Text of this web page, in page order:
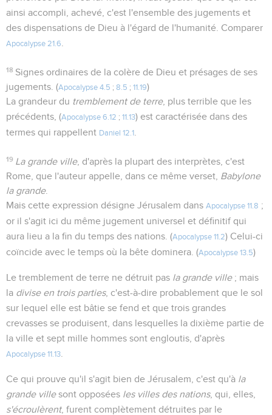
ainsi accompli, achevé, c'est l'ensemble des jugements et
des dispensations de Dieu à l'égard de l'humanité. Comparer
Apocalypse 21.6
18 Signes ordinaires de la colère de Dieu et présages de ses
jugements. (Apocalypse 4.5 ; 8.5 ; 11.19)
La grandeur du tremblement de terre, plus terrible que les
précédents, (Apocalypse 6.12 ; 11.13) est caractérisée dans des
termes qui rappellent Daniel 12.1
19 La grande ville, d'après la plupart des interprètes, c'est
Rome, que l'auteur appelle, dans ce même verset, Babylone
la grande.
Mais cette expression désigne Jérusalem dans Apocalypse 11.8 ;
or il s'agit ici du même jugement universel et définitif qui
aura lieu a la fin du temps des nations. (Apocalypse 11.2) Celui-ci
coïncide avec le temps où la bête dominera. (Apocalypse 13.5)
Le tremblement de terre ne détruit pas la grande ville; mais
la divise en trois parties, c'est-à-dire probablement que le sol
sur lequel elle est bâtie se fend et que trois grandes
crevasses se produisent, dans lesquelles la dixième partie de
la ville et sept mille hommes sont engloutis, d'après
Apocalypse 11.13
Ce qui prouve qu'il s'agit bien de Jérusalem, c'est qu'à la
grande villesont opposées les villes des nations, qui, elles,
s'écroulèrent, furent complètement détruites par le